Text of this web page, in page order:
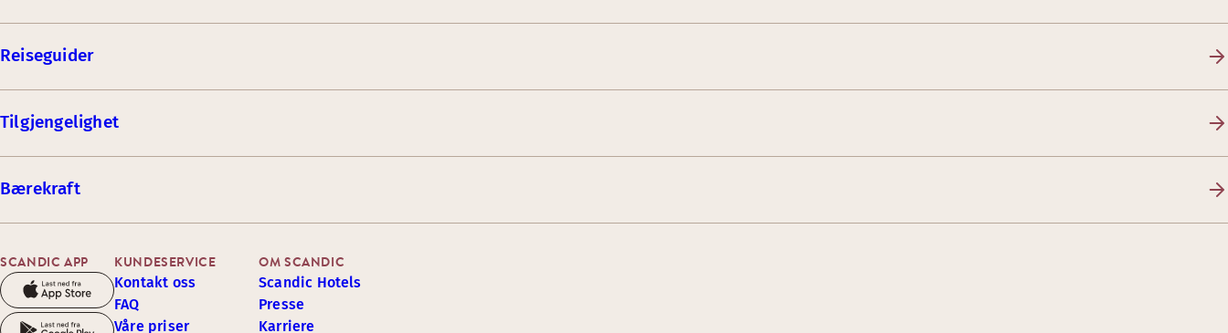
Reiseguider
Tilgjengelighet
Bærekraft
SCANDIC APP KUNDESERVICE
Kontakt oss
FAQ
Våre priser
OM SCANDIC
Scandic Hotels
Presse
Karriere